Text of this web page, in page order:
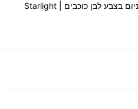
גודל שעון 40mm | מסגרת אלומיניום בצבע לבן כוכבים | Starlight